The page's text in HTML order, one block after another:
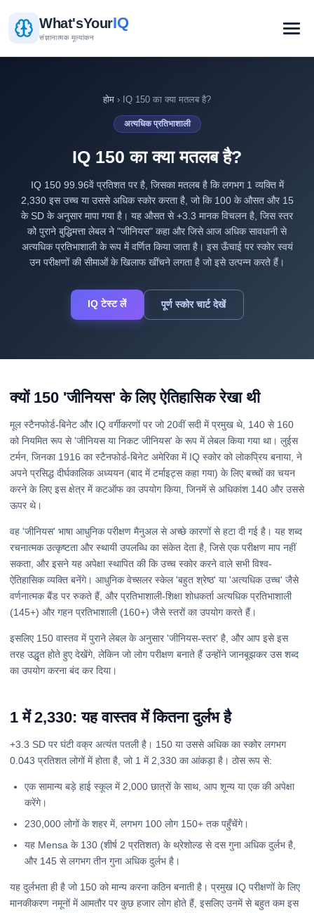
What'sYourIQ
संज्ञानात्मक मूल्यांकन
होम › IQ 150 का क्या मतलब है?
अत्यधिक प्रतिभाशाली
IQ 150 का क्या मतलब है?
IQ 150 99.96वें प्रतिशत पर है, जिसका मतलब है कि लगभग 1 व्यक्ति में
2,330 इस उच्च या उससे अधिक स्कोर करता है, जो कि 100 के औसत और 15
के SD के अनुसार मापा गया है। यह औसत से +3.3 मानक विचलन है, जिस स्तर
को पुराने बुद्धिमत्ता लेबल ने "जीनियस" कहा और जिसे आज अधिक सावधानी से
अत्यधिक प्रतिभाशाली के रूप में वर्णित किया जाता है। इस ऊँचाई पर स्कोर स्वयं
उन परीक्षणों की सीमाओं के खिलाफ खींचने लगता है जो इसे उत्पन्न करते हैं।
IQ टेस्ट लें पूर्ण स्कोर चार्ट देखें
क्यों 150 'जीनियस' के लिए ऐतिहासिक रेखा थी
मूल स्टैनफोर्ड-बिनेट और IQ वर्गीकरणों पर जो 20वीं सदी में प्रमुख थे, 140 से 160
को नियमित रूप से 'जीनियस या निकट जीनियस' के रूप में लेबल किया गया था। लुईस
टर्मन, जिनका 1916 का स्टैनफोर्ड-बिनेट अमेरिका में IQ स्कोर को लोकप्रिय बनाया, ने
अपने प्रसिद्ध दीर्घकालिक अध्ययन (बाद में टर्माइट्स कहा गया) के लिए बच्चों का चयन
करने के लिए इस क्षेत्र में कटऑफ का उपयोग किया, जिनमें से अधिकांश 140 और उससे
ऊपर थे।
वह 'जीनियस' भाषा आधुनिक परीक्षण मैनुअल से अच्छे कारणों से हटा दी गई है। यह शब्द
रचनात्मक उत्कृष्टता और स्थायी उपलब्धि का संकेत देता है, जिसे एक परीक्षण माप नहीं
सकता, और इसने यह अपेक्षा स्थापित की कि उच्च स्कोर करने वाले सभी विश्व-
ऐतिहासिक व्यक्ति बनेंगे। आधुनिक वेच्सलर स्केल 'बहुत श्रेष्ठ' या 'अत्यधिक उच्च' जैसे
वर्णनात्मक बैंड पर रुकते हैं, और प्रतिभाशाली-शिक्षा शोधकर्ता अत्यधिक प्रतिभाशाली
(145+) और गहन प्रतिभाशाली (160+) जैसे स्तरों का उपयोग करते हैं।
इसलिए 150 वास्तव में पुराने लेबल के अनुसार 'जीनियस-स्तर' है, और आप इसे इस
तरह उद्धृत होते हुए देखेंगे, लेकिन जो लोग परीक्षण बनाते हैं उन्होंने जानबूझकर उस शब्द
का उपयोग करना बंद कर दिया।
1 में 2,330: यह वास्तव में कितना दुर्लभ है
+3.3 SD पर घंटी वक्र अत्यंत पतली है। 150 या उससे अधिक का स्कोर लगभग
0.043 प्रतिशत लोगों में होता है, जो 1 में 2,330 का आंकड़ा है। ठोस रूप से:
एक सामान्य बड़े हाई स्कूल में 2,000 छात्रों के साथ, आप शून्य या एक की अपेक्षा
करेंगे।
230,000 लोगों के शहर में, लगभग 100 लोग 150+ तक पहुँचेंगे।
यह Mensa के 130 (शीर्ष 2 प्रतिशत) के थ्रेशोल्ड से दस गुना अधिक दुर्लभ है,
और 145 से लगभग तीन गुना अधिक दुर्लभ है।
यह दुर्लभता ही है जो 150 को मान्य करना कठिन बनाती है। प्रमुख IQ परीक्षणों के लिए
मानकीकरण नमूनों में आमतौर पर कुछ हजार लोग होते हैं, इसलिए उनमें से बहुत कम इस